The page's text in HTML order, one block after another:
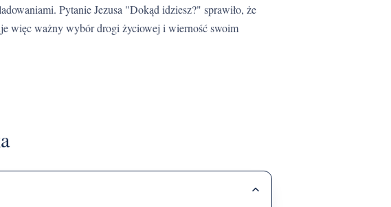
Pytanie Jezusa "Dokąd idziesz?" sprawiło, że
więc ważny wybór drogi życiowej i wierność swoim